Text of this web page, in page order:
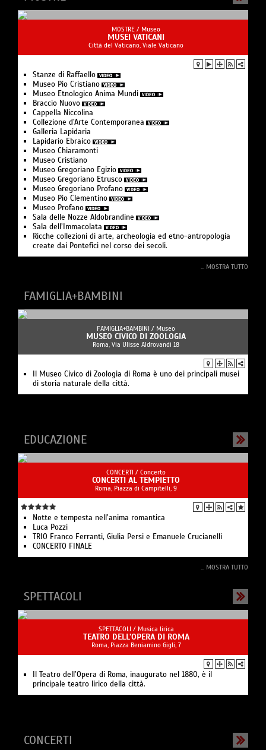
MOSTRE / Museo
MUSEI VATICANI
Città del Vaticano, Viale Vaticano
Stanze di Raffaello
Museo Pio Cristiano
Museo Etnologico Anima Mundi
Braccio Nuovo
Cappella Niccolina
Collezione d’Arte Contemporanea
Galleria Lapidaria
Lapidario Ebraico
Museo Chiaramonti
Museo Cristiano
Museo Gregoriano Egizio
Museo Gregoriano Etrusco
Museo Gregoriano Profano
Museo Pio Clementino
Museo Profano
Sala delle Nozze Aldobrandine
Sala dell’Immacolata
Ricche collezioni di arte, archeologia ed etno-antropologia
create dai Pontefici nel corso dei secoli.
... MOSTRA TUTTO
FAMIGLIA+BAMBINI
FAMIGLIA+BAMBINI / Museo
MUSEO CIVICO DI ZOOLOGIA
Roma, Via Ulisse Aldrovandi 18
Il Museo Civico di Zoologia di Roma è uno dei principali musei
di storia naturale della città.
EDUCAZIONE
CONCERTI / Concerto
CONCERTI AL TEMPIETTO
Roma, Piazza di Campitelli, 9
Notte e tempesta nell’anima romantica
Luca Pozzi
TRIO Franco Ferranti, Giulia Persi e Emanuele Crucianelli
CONCERTO FINALE
... MOSTRA TUTTO
SPETTACOLI
SPETTACOLI / Musica lirica
TEATRO DELL’OPERA DI ROMA
Roma, Piazza Beniamino Gigli, 7
Il Teatro dell’Opera di Roma, inaugurato nel 1880, è il
principale teatro lirico della città.
CONCERTI